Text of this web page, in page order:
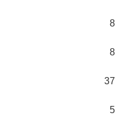
8
8
37
5